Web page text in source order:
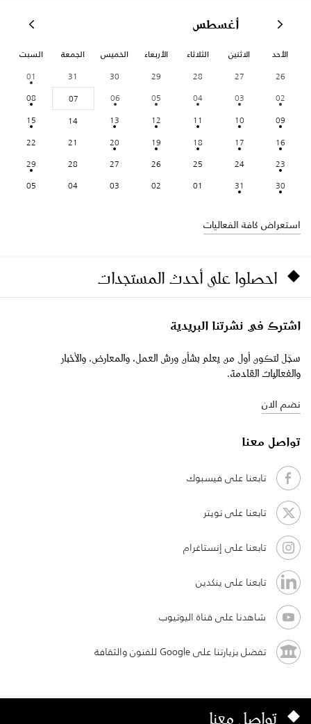
أغسطس
الأحد الاثنين الثلاثاء الأربعاء الخميس الجمعة السبت
26
27
28
29
30
31
01
02
03
04
05
06
07
08
09
10
11
12
13
14
15
16
17
18
19
20
21
22
23
24
25
26
27
28
29
30
31
01
02
03
04
05
استعراض كافة الفعاليات
احصلوا على أحدث المستجدات
اشترك في نشرتنا البريدية
سجّل لتكون أول من يعلم بشأن ورش العمل، والمعارض، والأخبار
والفعاليات القادمة.
نضم الان
تواصل معنا
تابعنا على فيسبوك
تابعنا على تويتر
تابعنا على إنستاغرام
تابعنا على ينكدين
شاهدنا على قناة اليوتيوب
تفضل بزيارتنا على Google للفنون والثقافة
تواصل معنا